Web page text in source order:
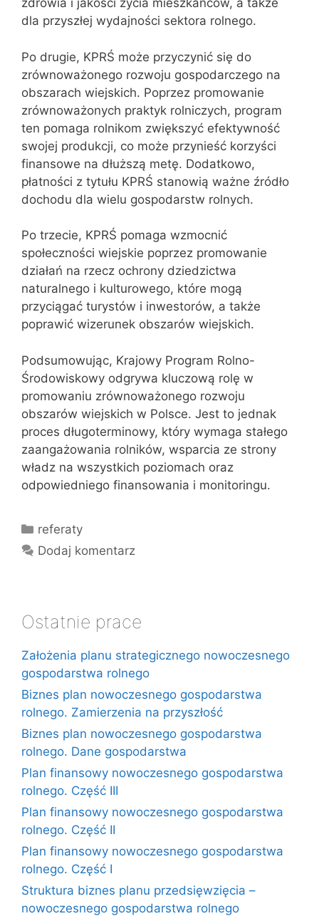
zdrowia i jakości życia mieszkańców, a także
dla przyszłej wydajności sektora rolnego.
Po drugie, KPRŚ może przyczynić się do
zrównoważonego rozwoju gospodarczego na
obszarach wiejskich. Poprzez promowanie
zrównoważonych praktyk rolniczych, program
ten pomaga rolnikom zwiększyć efektywność
swojej produkcji, co może przynieść korzyści
finansowe na dłuższą metę. Dodatkowo,
płatności z tytułu KPRŚ stanowią ważne źródło
dochodu dla wielu gospodarstw rolnych.
Po trzecie, KPRŚ pomaga wzmocnić
społeczności wiejskie poprzez promowanie
działań na rzecz ochrony dziedzictwa
naturalnego i kulturowego, które mogą
przyciągać turystów i inwestorów, a także
poprawić wizerunek obszarów wiejskich.
Podsumowując, Krajowy Program Rolno-
Środowiskowy odgrywa kluczową rolę w
promowaniu zrównoważonego rozwoju
obszarów wiejskich w Polsce. Jest to jednak
proces długoterminowy, który wymaga stałego
zaangażowania rolników, wsparcia ze strony
władz na wszystkich poziomach oraz
odpowiedniego finansowania i monitoringu.
Kategorie
referaty
Dodaj komentarz
Ostatnie prace
Założenia planu strategicznego nowoczesnego
gospodarstwa rolnego
Biznes plan nowoczesnego gospodarstwa
rolnego. Zamierzenia na przyszłość
Biznes plan nowoczesnego gospodarstwa
rolnego. Dane gospodarstwa
Plan finansowy nowoczesnego gospodarstwa
rolnego. Część III
Plan finansowy nowoczesnego gospodarstwa
rolnego. Część II
Plan finansowy nowoczesnego gospodarstwa
rolnego. Część I
Struktura biznes planu przedsięwzięcia –
nowoczesnego gospodarstwa rolnego